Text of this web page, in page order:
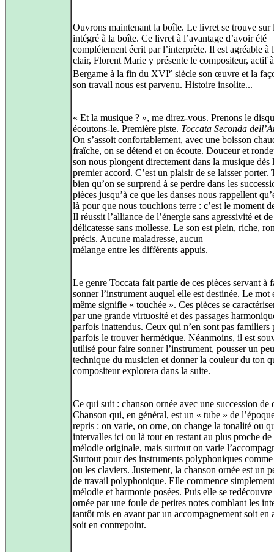
Ouvrons maintenant la boîte. Le livret se trouve sur
intégré à la boîte. Ce livret à l’avantage d’avoir été
complétement écrit par l’interprète. Il est agréable à
clair, Florent Marie y présente le compositeur, actif à
Bergame à la fin du XVIe siècle son œuvre et la
son travail nous est parvenu. Histoire insolite...
« Et la musique ? », me direz‑vous. Prenons le
écoutons‑le. Première piste. Toccata Seconda
On s’assoit confortablement, avec une boisson
fraîche, on se détend et on écoute. Douceur et
son nous plongent directement dans la musique dès
premier accord. C’est un plaisir de se laisser porter.
bien qu’on se surprend à se perdre dans les
pièces jusqu’à ce que les danses nous rappellent
là pour que nous touchions terre : c’est le moment
Il réussit l’alliance de l’énergie sans agressivité et
délicatesse sans mollesse. Le son est plein, riche,
précis. Aucune maladresse, aucun
mélange entre les différents appuis.
Le genre Toccata fait partie de ces pièces servant à
sonner l’instrument auquel elle est destinée. Le mot
même signifie « touchée ». Ces pièces se
par une grande virtuosité et des passages
parfois inattendus. Ceux qui n’en sont pas familiers
parfois le trouver hermétique. Néanmoins, il est
utilisé pour faire sonner l’instrument, pousser un
technique du musicien et donner la couleur du ton
compositeur explorera dans la suite.
Ce qui suit : chanson ornée avec une succession de
Chanson qui, en général, est un « tube » de
repris : on varie, on orne, on change la tonalité ou
intervalles ici ou là tout en restant au plus proche de
mélodie originale, mais surtout on varie
Surtout pour des instruments polyphoniques
ou les claviers. Justement, la chanson ornée est un
de travail polyphonique. Elle commence
mélodie et harmonie posées. Puis elle se
ornée par une foule de petites notes comblant les
tantôt mis en avant par un accompagnement soit en
soit en contrepoint.